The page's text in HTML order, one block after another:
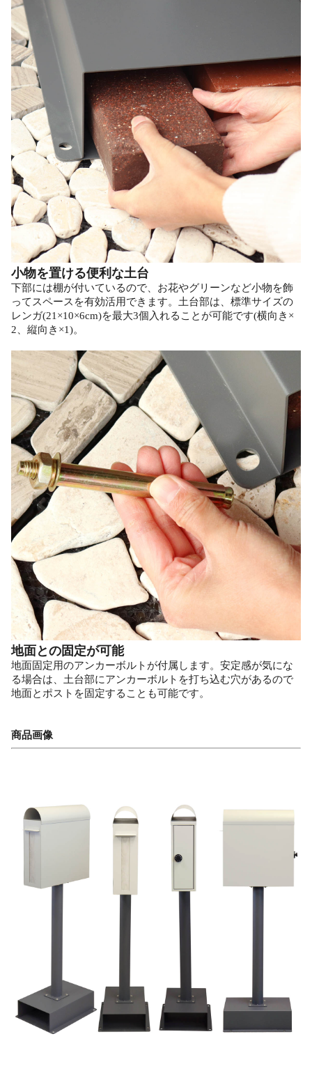
小物を置ける便利な土台
下部には棚が付いているので、お花やグリーンなど小物を飾
ってスペースを有効活用できます。土台部は、標準サイズの
レンガ(21×10×6cm)を最大3個入れることが可能です(横向き×
2、縦向き×1)。
地面との固定が可能
地面固定用のアンカーボルトが付属します。安定感が気にな
る場合は、土台部にアンカーボルトを打ち込む穴があるので
地面とポストを固定することも可能です。
商品画像